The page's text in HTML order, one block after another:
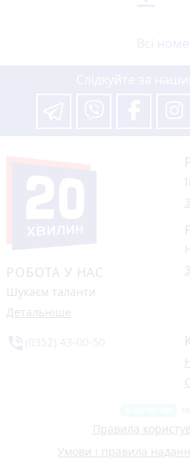
РОБОТА У НАС
Шукаєм таланти
Детальніше
Правила
Умови і правила